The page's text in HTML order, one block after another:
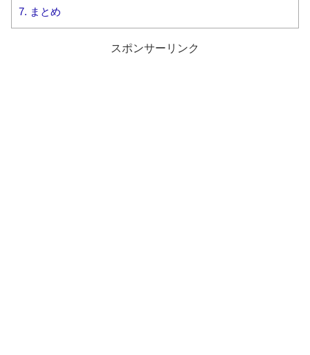
7. まとめ
スポンサーリンク